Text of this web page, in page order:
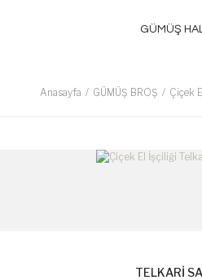
GÜMÜŞ
Anasayfa GÜMÜŞ BROŞ Çiçek
TELKARİ